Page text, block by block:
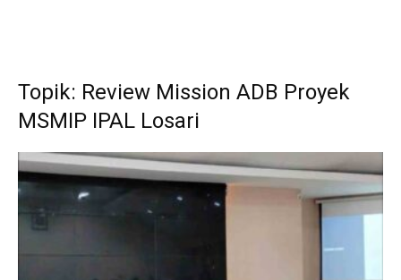
Topik: Review Mission ADB Proyek
MSMIP IPAL Losari